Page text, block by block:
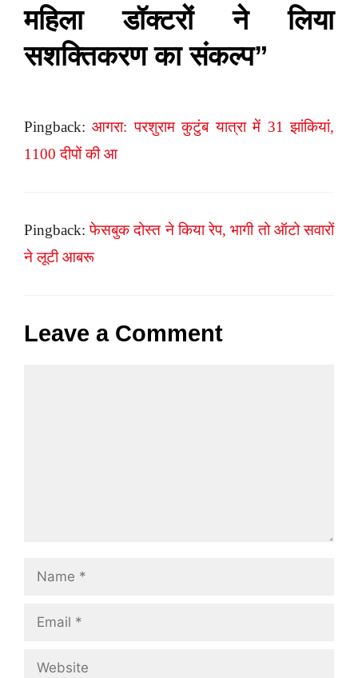
महिला डॉक्टरों ने लिया
सशक्तिकरण का संकल्प”
Pingback:आगरा: परशुराम कुटुंब यात्रा में 31 झांकियां,
1100 दीपों की आ
Pingback:फेसबुक दोस्त ने किया रेप, भागी तो ऑटो सवारों
ने लूटी आबरू
Leave a Comment
Name
Email
Website